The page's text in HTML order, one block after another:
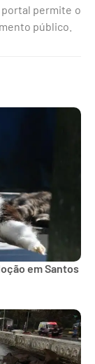
portal permite o
público.
em Santos